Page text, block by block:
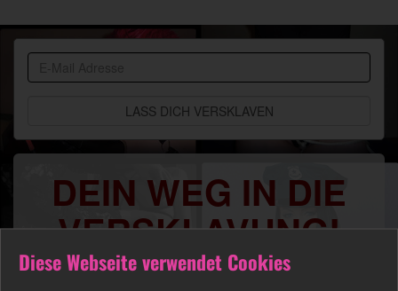
Diese Webseite verwendet Cookies
DEIN WEG IN DIE
VERSKLAVUNG!
Du sehnst Dich danach benutzt, manipuliert,